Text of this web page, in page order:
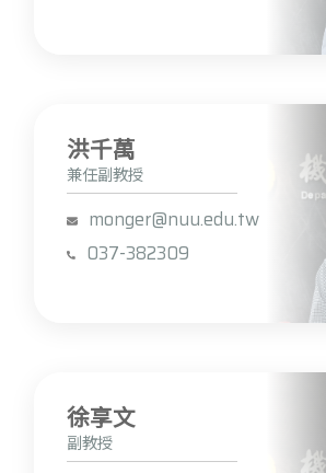
洪千萬
兼任副教授
monger@nuu.edu.tw
037-382309
徐享文
副教授